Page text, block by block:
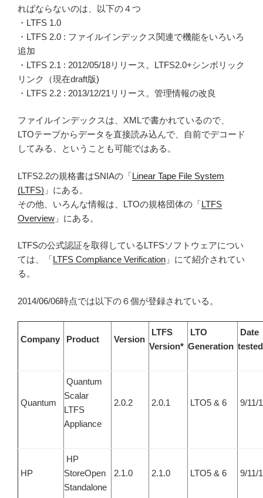
ればならないのは、以下の４つ
・LTFS 1.0
・LTFS 2.0 : ファイルインデックス関連で機能をいろいろ
追加
・LTFS 2.1 : 2012/05/18リリース。LTFS2.0+シンボリック
リンク（現在draft版)
・LTFS 2.2 : 2013/12/21リリース。管理情報の改良
ファイルインデックスは、XMLで書かれているので、
LTOテープからデータを直接読み込んで、自前でデコード
してみる、ということも可能ではある。
LTFS2.2の規格書はSNIAの「Linear Tape File System
(LTFS) 」にある。
その他、いろんな情報は、LTOの規格団体の「LTFS
Overview 」にある。
LTFSの公式認証を取得しているLTFSソフトウェアについ
ては、「LTFS Compliance Verification 」にて紹介されてい
る。
2014/06/06時点では以下の６個が登録されている。
Company Product Version
LTFS
Version*
LTO
Generation
Date
tested
Quantum
Quantum
Scalar
LTFS
Appliance
2.0.2 2.0.1 LTO5 & 6 9/11/
HP
HP
StoreOpen
Standalone
2.1.0 2.1.0 LTO5 & 6 9/11/